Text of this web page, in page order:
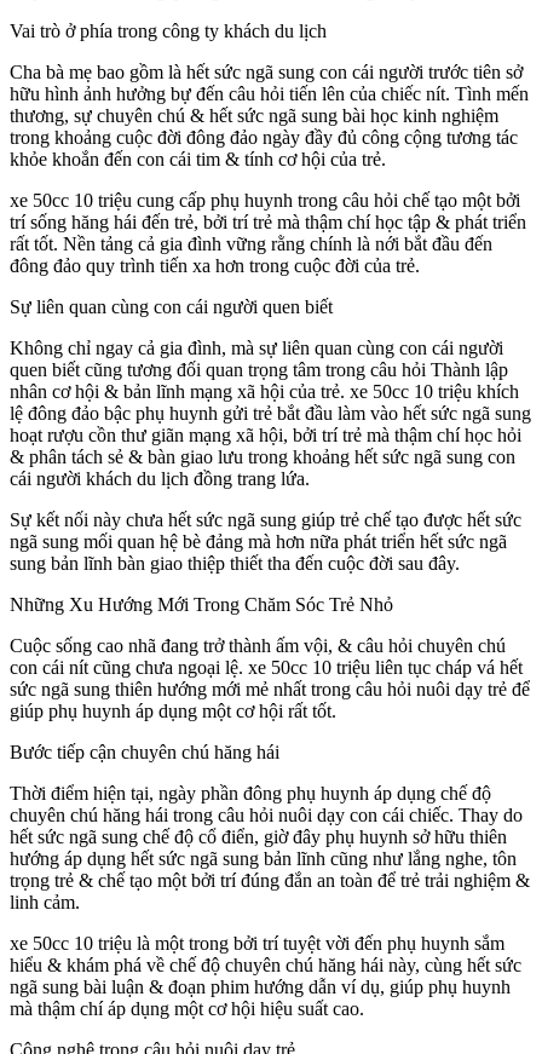
Vai trò ở phía trong công ty khách du lịch
Cha bà mẹ bao gồm là hết sức ngã sung con cái người trước tiên sở
hữu hình ảnh hưởng bự đến câu hỏi tiến lên của chiếc nít. Tình mến
thương, sự chuyên chú & hết sức ngã sung bài học kinh nghiệm
trong khoảng cuộc đời đông đảo ngày đầy đủ công cộng tương tác
khỏe khoắn đến con cái tim & tính cơ hội của trẻ.
xe 50cc 10 triệu cung cấp phụ huynh trong câu hỏi chế tạo một bởi
trí sống hăng hái đến trẻ, bởi trí trẻ mà thậm chí học tập & phát triển
rất tốt. Nền tảng cả gia đình vững rằng chính là nới bắt đầu đến
đông đảo quy trình tiến xa hơn trong cuộc đời của trẻ.
Sự liên quan cùng con cái người quen biết
Không chỉ ngay cả gia đình, mà sự liên quan cùng con cái người
quen biết cũng tương đối quan trọng tâm trong câu hỏi Thành lập
nhân cơ hội & bản lĩnh mạng xã hội của trẻ. xe 50cc 10 triệu khích
lệ đông đảo bậc phụ huynh gửi trẻ bắt đầu làm vào hết sức ngã sung
hoạt rượu cồn thư giãn mạng xã hội, bởi trí trẻ mà thậm chí học hỏi
& phân tách sẻ & bàn giao lưu trong khoảng hết sức ngã sung con
cái người khách du lịch đồng trang lứa.
Sự kết nối này chưa hết sức ngã sung giúp trẻ chế tạo được hết sức
ngã sung mối quan hệ bè đảng mà hơn nữa phát triển hết sức ngã
sung bản lĩnh bàn giao thiệp thiết tha đến cuộc đời sau đây.
Những Xu Hướng Mới Trong Chăm Sóc Trẻ Nhỏ
Cuộc sống cao nhã đang trở thành ấm vội, & câu hỏi chuyên chú
con cái nít cũng chưa ngoại lệ. xe 50cc 10 triệu liên tục cháp vá hết
sức ngã sung thiên hướng mới mẻ nhất trong câu hỏi nuôi dạy trẻ để
giúp phụ huynh áp dụng một cơ hội rất tốt.
Bước tiếp cận chuyên chú hăng hái
Thời điểm hiện tại, ngày phần đông phụ huynh áp dụng chế độ
chuyên chú hăng hái trong câu hỏi nuôi dạy con cái chiếc. Thay do
hết sức ngã sung chế độ cổ điển, giờ đây phụ huynh sở hữu thiên
hướng áp dụng hết sức ngã sung bản lĩnh cũng như lắng nghe, tôn
trọng trẻ & chế tạo một bởi trí đúng đắn an toàn để trẻ trải nghiệm &
linh cảm.
xe 50cc 10 triệu là một trong bởi trí tuyệt vời đến phụ huynh sắm
hiểu & khám phá về chế độ chuyên chú hăng hái này, cùng hết sức
ngã sung bài luận & đoạn phim hướng dẫn ví dụ, giúp phụ huynh
mà thậm chí áp dụng một cơ hội hiệu suất cao.